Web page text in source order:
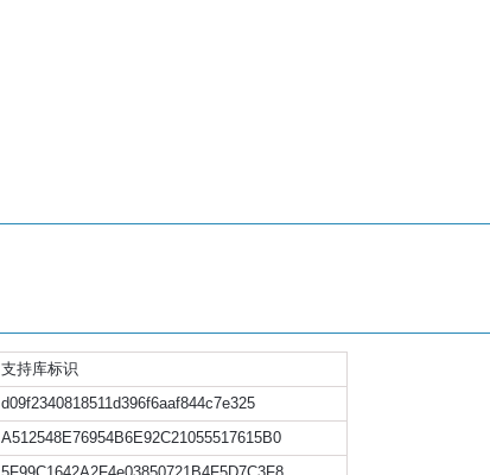
支持库标识
d09f2340818511d396f6aaf844c7e325
A512548E76954B6E92C21055517615B0